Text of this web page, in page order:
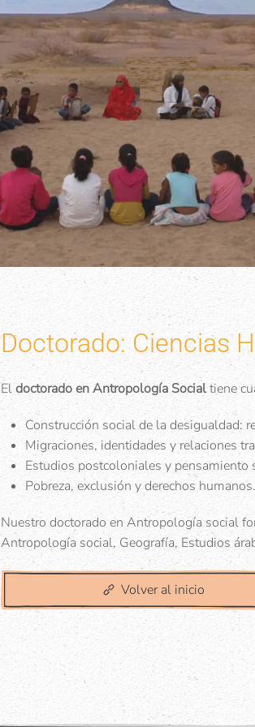
Doctorado: Ciencias
Eldoctorado en Antropología Socialtiene
Construcción social de la desigualdad:
Migraciones, identidades y relaciones
Estudios postcoloniales y pensamiento
Pobreza, exclusión y derechos humanos.
Nuestro doctorado en Antropología social
Antropología social, Geografía, Estudios
Volver al inicio